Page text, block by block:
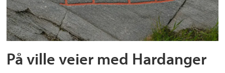
På ville veier med Hardanger